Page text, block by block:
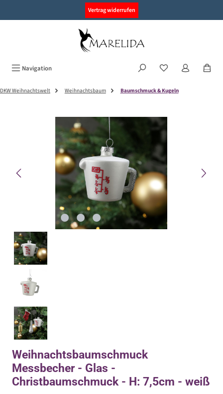
Vertrag widerrufen
Navigation
DKW Weihnachtswelt Weihnachtsbaum Baumschmuck & Kugeln
Bildergalerie überspringen
Weihnachtsbaumschmuck
Messbecher - Glas -
Christbaumschmuck - H: 7,5cm - weiß